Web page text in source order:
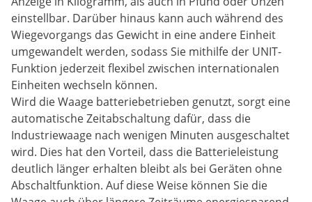
einstellbar. Darüber hinaus kann auch während des
Wiegevorgangs das Gewicht in eine andere Einheit
umgewandelt werden, sodass Sie mithilfe der UNIT-
Funktion jederzeit flexibel zwischen internationalen
Einheiten wechseln können.
Wird die Waage batteriebetrieben genutzt, sorgt eine
automatische Zeitabschaltung dafür, dass die
Industriewaage nach wenigen Minuten ausgeschaltet
wird. Dies hat den Vorteil, dass die Batterieleistung
deutlich länger erhalten bleibt als bei Geräten ohne
Abschaltfunktion. Auf diese Weise können Sie die